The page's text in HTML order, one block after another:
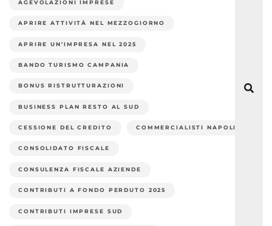
AGEVOLAZIONI IMPRESE
APRIRE ATTIVITÀ NEL MEZZOGIORNO
APRIRE UN’IMPRESA NEL 2025
BANDO TURISMO CAMPANIA
BONUS RISTRUTTURAZIONI
BUSINESS PLAN RESTO AL SUD
CESSIONE DEL CREDITO COMMERCIALISTI NAPOLI
CONSOLIDATO FISCALE
CONSULENZA FISCALE AZIENDE
CONTRIBUTI A FONDO PERDUTO 2025
CONTRIBUTI IMPRESE SUD